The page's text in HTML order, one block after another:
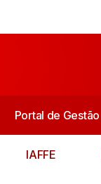
Portal de Gestão
IAFFE